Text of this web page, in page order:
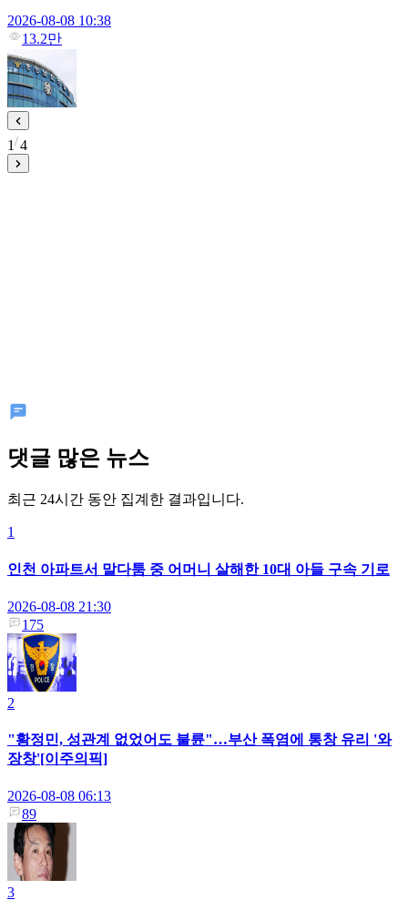
2026-08-08 10:38
13.2만
1 4
댓글 많은 뉴스
최근 24시간 동안 집계한 결과입니다.
1
인천 아파트서 말다툼 중 어머니 살해한 10대 아들 구속 기로
2026-08-08 21:30
175
2
"황정민, 성관계 없었어도 불륜"…부산 폭염에 통창 유리 '와
장창'[이주의픽]
2026-08-08 06:13
89
3